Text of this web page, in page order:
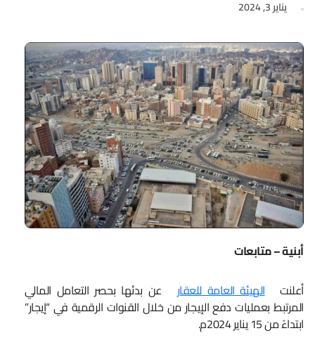
يناير 3, 2024
أبنية – متابعات
أعلنت
الهيئة العامة للعقار
عن بدئها بحصر التعامل المالي
المرتبط بعمليات دفع الإيجار من خلال القنوات الرقمية في “إيجار”
ابتداءً من 15 يناير 2024م.